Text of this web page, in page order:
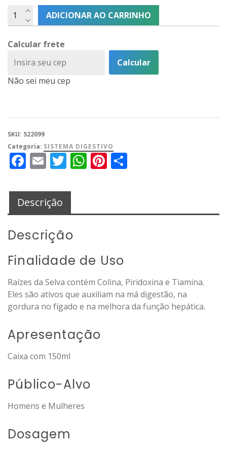
ADICIONAR AO CARRINHO
Calcular frete
Calcular
Não sei meu cep
SKU: 522099
Categoria: SISTEMA DIGESTIVO
Facebook
EmailTwitter
WhatsApp
Pinterest
Descrição
Descrição
Finalidade de Uso
Raízes da Selva contém Colina, Piridoxina e Tiamina.
Eles são ativos que auxiliam na má digestão, na
gordura no fígado e na melhora da função hepática.
Apresentação
Caixa com 150ml
Público-Alvo
Homens e Mulheres
Dosagem